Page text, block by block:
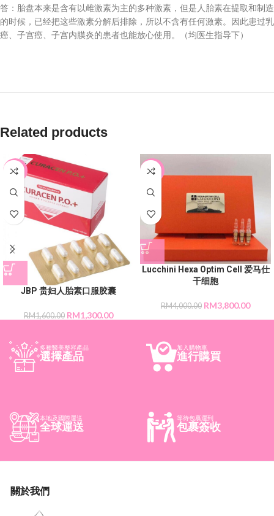
答：胎盘本来是含有以雌激素为主的多种激素，但是人胎素在提取和制造
的时候，已经把这些激素分解后排除，所以不含有任何激素。因此患过乳
癌、子宫癌、子宫内膜炎的患者也能放心使用。（均医生指导下）
Related products
-19%
JBP 贵妇人胎素口服胶囊
RM1,600.00 RM1,300.00
-5%
Lucchini Hexa Optim Cell 爱马仕
干细胞
RM4,000.00 RM3,800.00
多種醫美整容產品
選擇產品
加入購物車
進行購買
本地及國際運送
全球運送
等待包裹運到
包裹簽收
關於我們